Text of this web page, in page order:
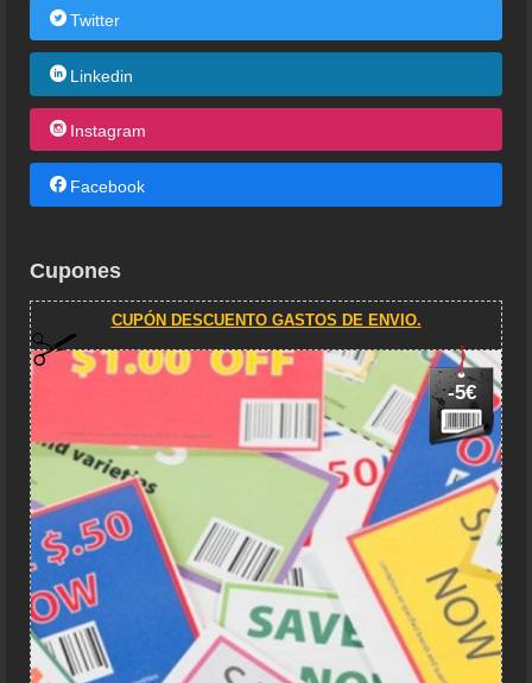
Twitter
Linkedin
Instagram
Facebook
Cupones
CUPÓN DESCUENTO GASTOS DE ENVIO.
-5€